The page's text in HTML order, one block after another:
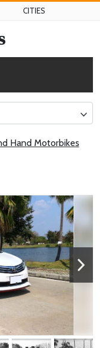
CITIES
Hand Motorbikes